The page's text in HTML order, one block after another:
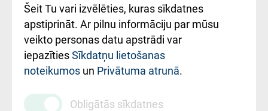
Rekvizīti un
ārstniecības
iestādes kods
010000234
Maksas
Šeit Tu vari izvēlēties, kuras sīkdatnes
apstiprināt. Ar pilnu informāciju par mūsu
veikto personas datu apstrādi var
iepazītiesSīkdatņu lietošanas
noteikumos un Privātuma atrunā.
Obligātās sīkdatnes